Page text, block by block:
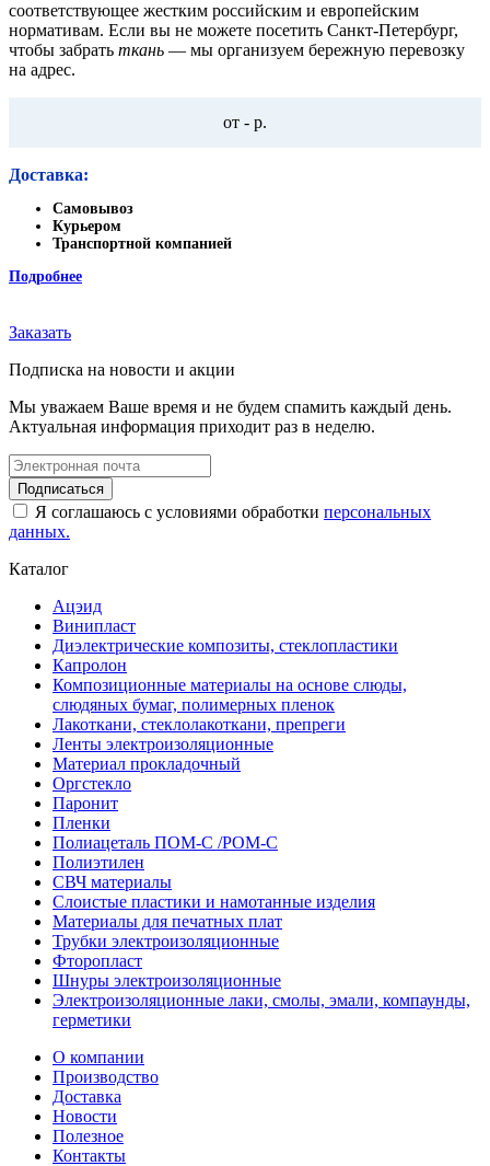
соответствующее жестким российским и европейским
нормативам. Если вы не можете посетить Санкт-Петербург,
чтобы забрать ткань — мы организуем бережную перевозку
на адрес.
от - р.
Доставка:
Самовывоз
Курьером
Транспортной компанией
Подробнее
Заказать
Подписка на новости и акции
Мы уважаем Ваше время и не будем спамить каждый день.
Актуальная информация приходит раз в неделю.
Я соглашаюсь с условиями обработки персональных
данных.
Каталог
Ацэид
Винипласт
Диэлектрические композиты, стеклопластики
Капролон
Композиционные материалы на основе слюды,
слюдяных бумаг, полимерных пленок
Лакоткани, стеклолакоткани, препреги
Ленты электроизоляционные
Материал прокладочный
Оргстекло
Паронит
Пленки
Полиацеталь ПОМ-С /POM-C
Полиэтилен
СВЧ материалы
Слоистые пластики и намотанные изделия
Материалы для печатных плат
Трубки электроизоляционные
Фторопласт
Шнуры электроизоляционные
Электроизоляционные лаки, смолы, эмали, компаунды,
герметики
О компании
Производство
Доставка
Новости
Полезное
Контакты